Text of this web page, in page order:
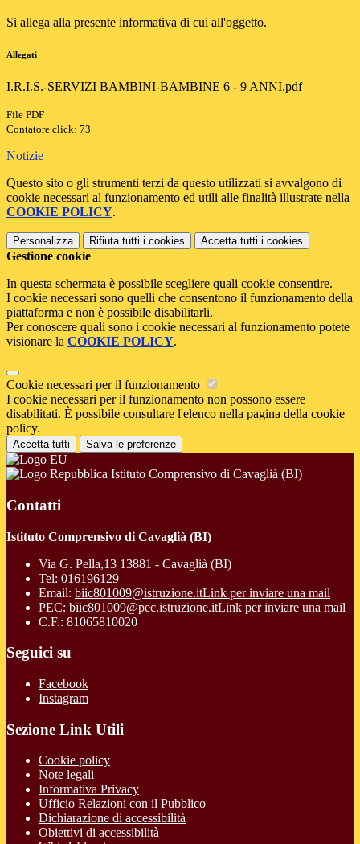
Si allega alla presente informativa di cui all'oggetto.
Allegati
I.R.I.S.-SERVIZI BAMBINI-BAMBINE 6 - 9 ANNI.pdf
File PDF
Contatore click: 73
Notizie
Questo sito o gli strumenti terzi da questo utilizzati si avvalgono di
cookie necessari al funzionamento ed utili alle finalità illustrate nella
COOKIE POLICY.
Personalizza Rifiuta tutti i cookies Accetta tutti i cookies
Gestione cookie
In questa schermata è possibile scegliere quali cookie consentire.
I cookie necessari sono quelli che consentono il funzionamento della
piattaforma e non è possibile disabilitarli.
Per conoscere quali sono i cookie necessari al funzionamento potete
visionare la COOKIE POLICY.
Cookie necessari per il funzionamento
I cookie necessari per il funzionamento non possono essere
disabilitati. È possibile consultare l'elenco nella pagina della cookie
policy.
Accetta tutti Salva le preferenze
Istituto Comprensivo di Cavaglià (BI)
Contatti
Istituto Comprensivo di Cavaglià (BI)
Via G. Pella,13 13881 - Cavaglià (BI)
Tel: 016196129
Email: biic801009@istruzione.itLink per inviare una mail
PEC: biic801009@pec.istruzione.itLink per inviare una mail
C.F.: 81065810020
Seguici su
Facebook
Instagram
Sezione Link Utili
Cookie policy
Note legali
Informativa Privacy
Ufficio Relazioni con il Pubblico
Dichiarazione di accessibilità
Obiettivi di accessibilità